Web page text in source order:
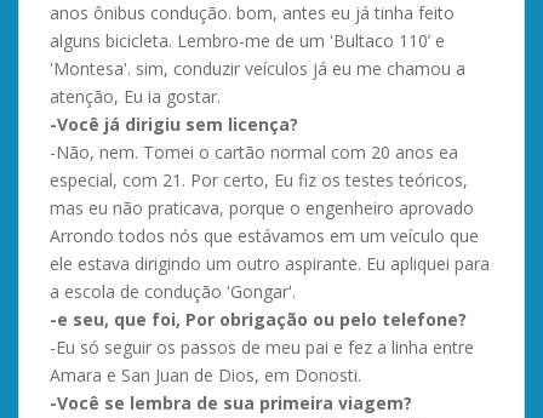
anos ônibus condução. bom, antes eu já tinha feito
alguns bicicleta. Lembro-me de um 'Bultaco 110’ e
'Montesa'. sim, conduzir veículos já eu me chamou a
atenção, Eu ia gostar.
-Você já dirigiu sem licença?
-Não, nem. Tomei o cartão normal com 20 anos ea
especial, com 21. Por certo, Eu fiz os testes teóricos,
mas eu não praticava, porque o engenheiro aprovado
Arrondo todos nós que estávamos em um veículo que
ele estava dirigindo um outro aspirante. Eu apliquei para
a escola de condução 'Gongar'.
-e seu, que foi, Por obrigação ou pelo telefone?
-Eu só seguir os passos de meu pai e fez a linha entre
Amara e San Juan de Dios, em Donosti.
-Você se lembra de sua primeira viagem?